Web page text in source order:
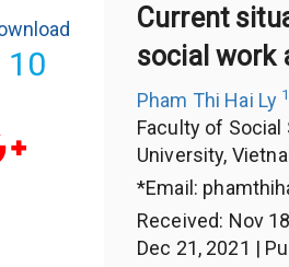
10
Current
social work
Pham Thi Hai Ly 1
Faculty of Social
University,
*Email:
Received: Nov
Dec 21, 2021 |